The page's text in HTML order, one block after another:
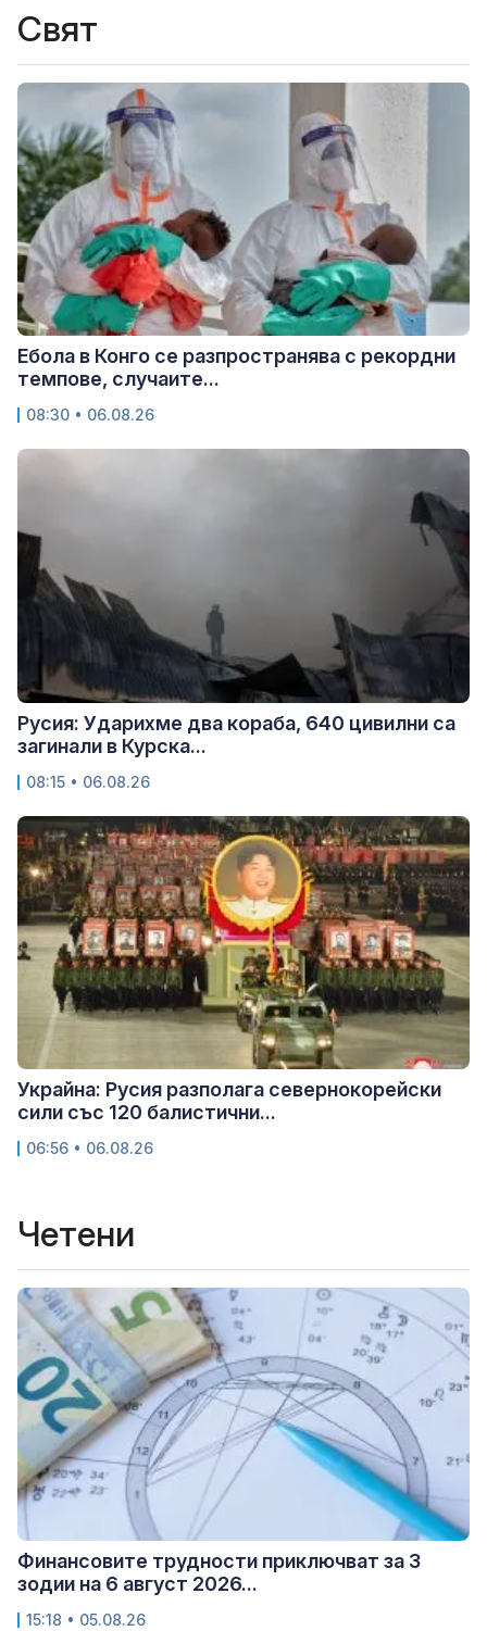
Свят
Ебола в Конго се разпространява с рекордни
темпове, случаите...
08:30 • 06.08.26
Русия: Ударихме два кораба, 640 цивилни са
загинали в Курска...
08:15 • 06.08.26
Украйна: Русия разполага севернокорейски
сили със 120 балистични...
06:56 • 06.08.26
Четени
Финансовите трудности приключват за 3
зодии на 6 август 2026...
15:18 • 05.08.26